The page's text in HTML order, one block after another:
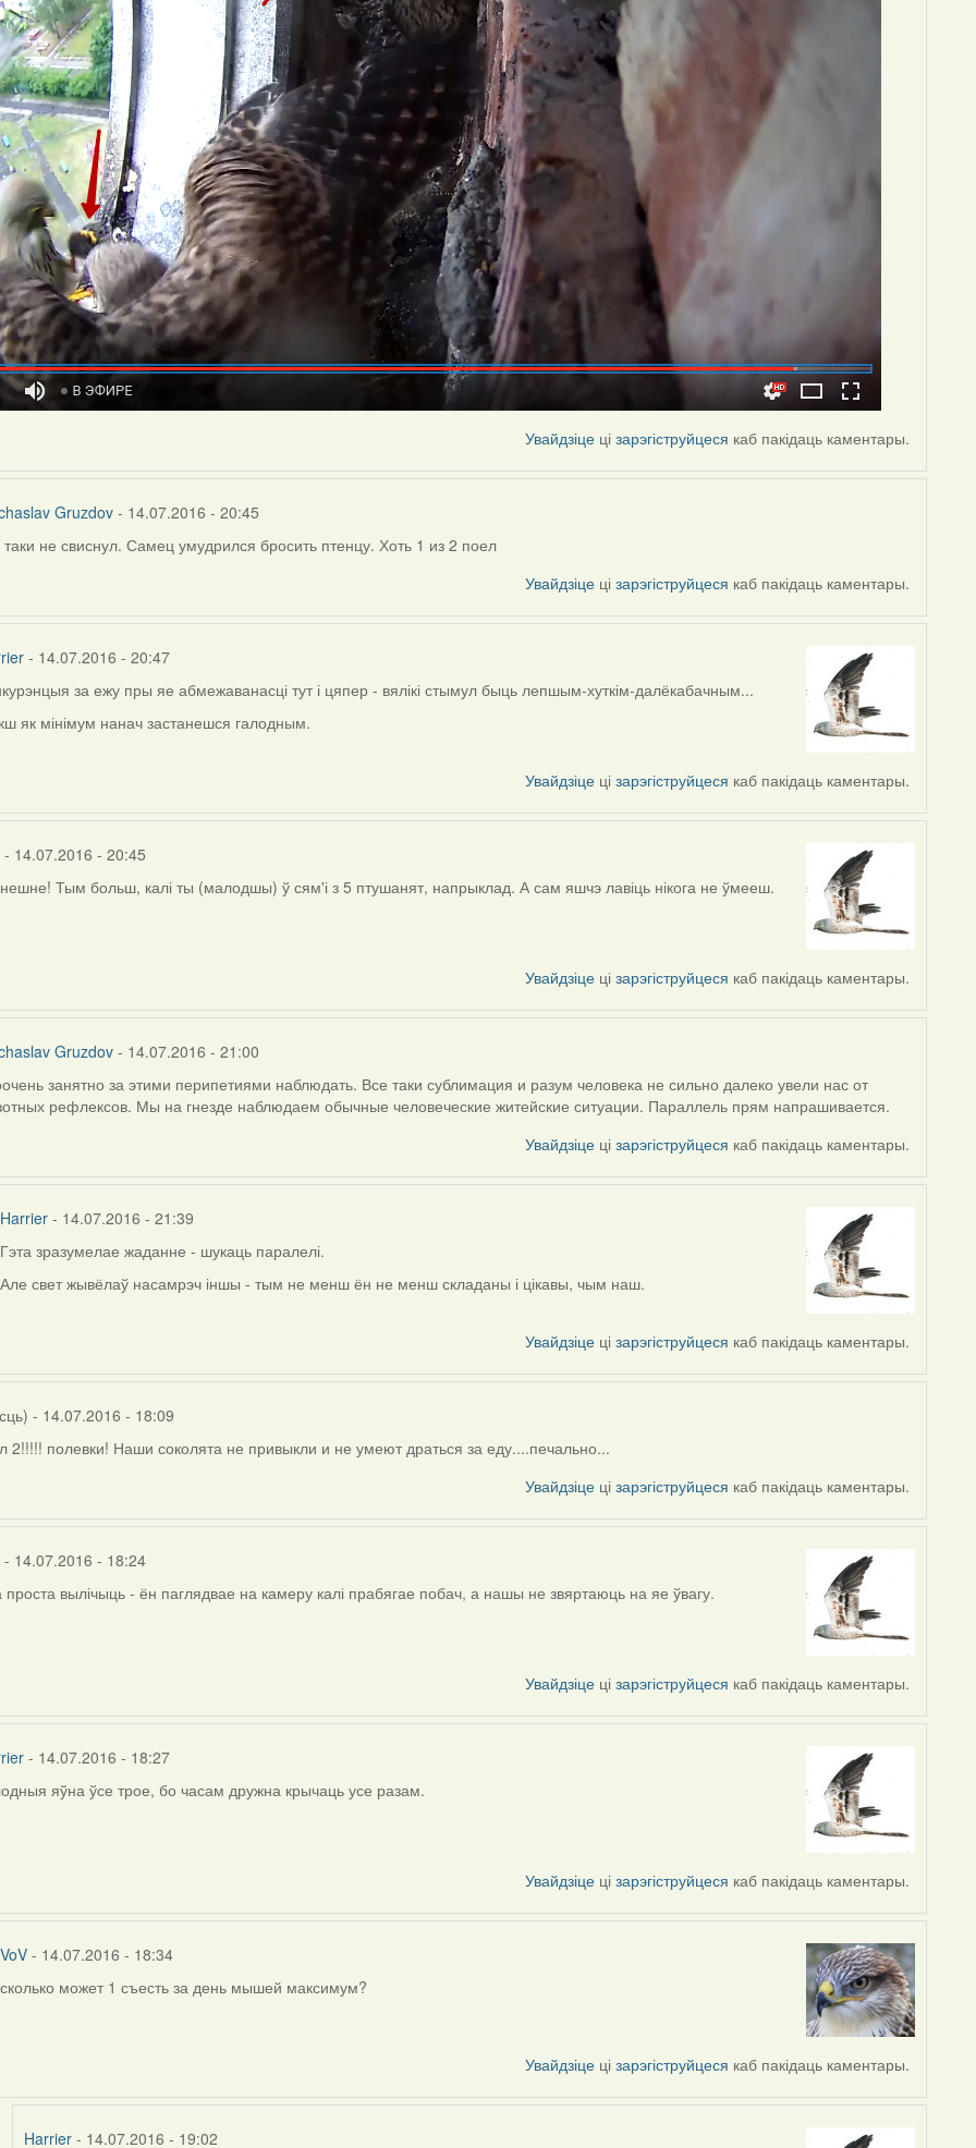
Увайдзіце цізарэгіструйцеся каб пакідаць каментары.
Gruzdov- 14.07.2016 - 20:45
таки не свиснул. Самец умудрился бросить птенцу. Хоть 1 из 2 поел
Увайдзіце цізарэгіструйцеся каб пакідаць каментары.
- 14.07.2016 - 20:47
за ежу пры яе абмежаванасці тут і цяпер - вялікі стымул быць лепшым-хуткім-далёкабачным...
як мінімум нанач застанешся галодным.
Увайдзіце цізарэгіструйцеся каб пакідаць каментары.
- 14.07.2016 - 20:45
Тым больш, калі ты (малодшы) ў сям'і з 5 птушанят, напрыклад. А сам яшчэ лавіць нікога не ўмееш.
Увайдзіце цізарэгіструйцеся каб пакідаць каментары.
Gruzdov- 14.07.2016 - 21:00
занятно за этими перипетиями наблюдать. Все таки сублимация и разум человека не сильно далеко увели нас от
рефлексов. Мы на гнезде наблюдаем обычные человеческие житейские ситуации. Параллель прям напрашивается.
Увайдзіце цізарэгіструйцеся каб пакідаць каментары.
Harrier - 14.07.2016 - 21:39
In
reply
Gruzdov
Гэта зразумелае жаданне - шукаць паралелі.
Але свет жывёлаў насамрэч іншы - тым не менш ён не менш складаны і цікавы, чым наш.
Увайдзіце цізарэгіструйцеся каб пакідаць каментары.
- 14.07.2016 - 18:09
2!!!!! полевки! Наши соколята не привыкли и не умеют драться за еду....печально...
Увайдзіце цізарэгіструйцеся каб пакідаць каментары.
- 14.07.2016 - 18:24
проста вылічыць - ён паглядвае на камеру калі прабягае побач, а нашы не звяртаюць на яе ўвагу.
Увайдзіце цізарэгіструйцеся каб пакідаць каментары.
- 14.07.2016 - 18:27
яўна ўсе трое, бо часам дружна крычаць усе разам.
Увайдзіце цізарэгіструйцеся каб пакідаць каментары.
VoV - 14.07.2016 - 18:34
In
сколько может 1 съесть за день мышей максимум?
Увайдзіце цізарэгіструйцеся каб пакідаць каментары.
Harrier- 14.07.2016 - 19:02